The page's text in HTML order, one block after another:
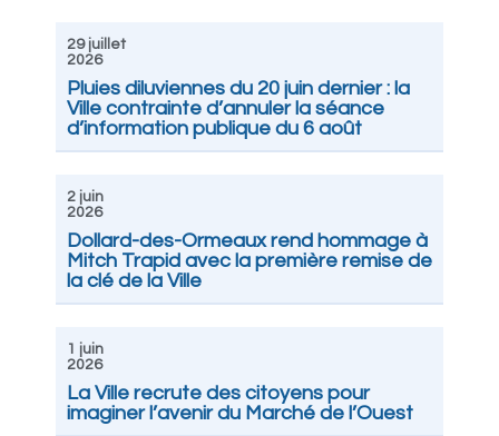
29 juillet
2026
Pluies diluviennes du 20 juin dernier : la
Ville contrainte d’annuler la séance
d’information publique du 6 août
2 juin
2026
Dollard-des-Ormeaux rend hommage à
Mitch Trapid avec la première remise de
la clé de la Ville
1 juin
2026
La Ville recrute des citoyens pour
imaginer l’avenir du Marché de l’Ouest